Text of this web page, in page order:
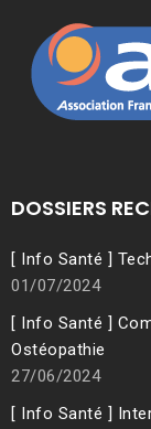
DOSSIERS
[ Info Santé ]
01/07/2024
[ Info Santé ]
Ostéopathie
27/06/2024
[ Info Santé ]